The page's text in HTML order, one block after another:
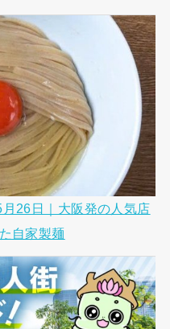
月26日｜大阪発の人気店
自家製麺